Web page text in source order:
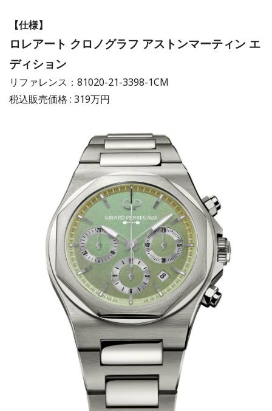
【仕様】
ロレアート クロノグラフ アストンマーティン エ
ディション
リファレンス：81020-21-3398-1CM
税込販売価格 : 319万円